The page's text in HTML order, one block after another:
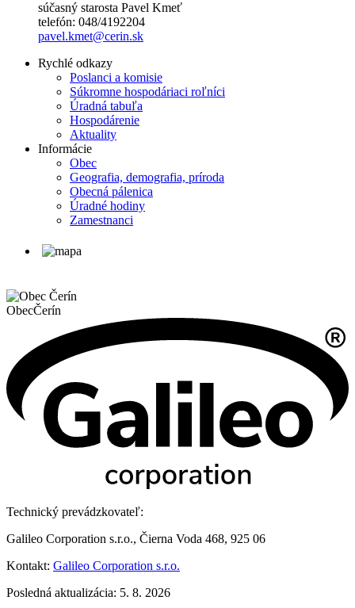
súčasný starosta Pavel Kmeť
telefón: 048/4192204
pavel.kmet@cerin.sk
Rychlé odkazy
Poslanci a komisie
Súkromne hospodáriaci roľníci
Úradná tabuľa
Hospodárenie
Aktuality
Informácie
Obec
Geografia, demografia, príroda
Obecná pálenica
Úradné hodiny
Zamestnanci
ObecČerín
Technický prevádzkovateľ:
Galileo Corporation s.r.o., Čierna Voda 468, 925 06
Kontakt: Galileo Corporation s.r.o.
Posledná aktualizácia: 5. 8. 2026